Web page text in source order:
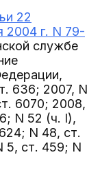
22
2004 г. N 79-
службе
636; 2007, N
6070; 2008,
N 52 (ч. I),
N 48, ст.
5, ст. 459; N